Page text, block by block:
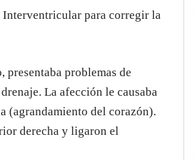
Interventricular para corregir la
presentaba problemas de
La afección le causaba
(agrandamiento del corazón).
derecha y ligaron el